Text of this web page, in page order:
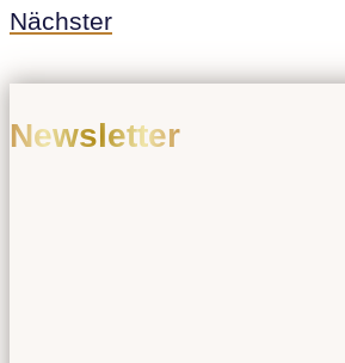
Nächster
Newsletter